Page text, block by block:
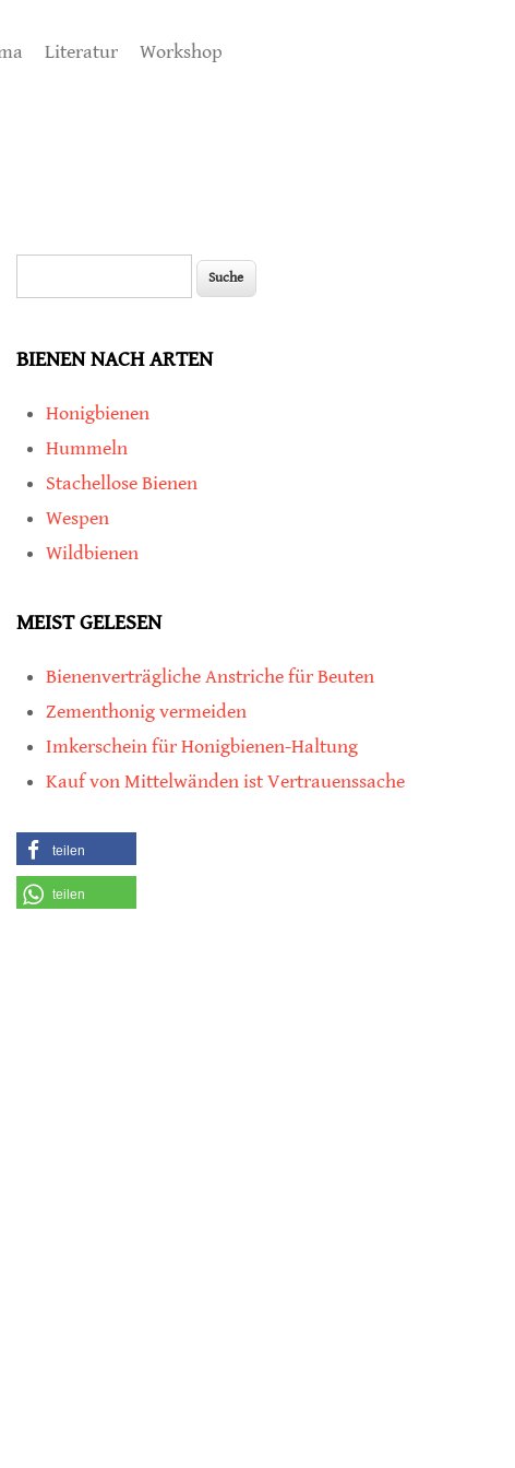
Literatur Workshop
BIENEN NACH ARTEN
Honigbienen
Hummeln
Stachellose Bienen
Wespen
Wildbienen
MEIST GELESEN
Bienenverträgliche Anstriche für Beuten
Zementhonig vermeiden
Imkerschein für Honigbienen-Haltung
Kauf von Mittelwänden ist Vertrauenssache
teilen
teilen